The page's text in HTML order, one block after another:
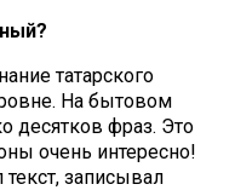
татарского
На бытовом
десятков фраз. Это
очень интересно!
записывал